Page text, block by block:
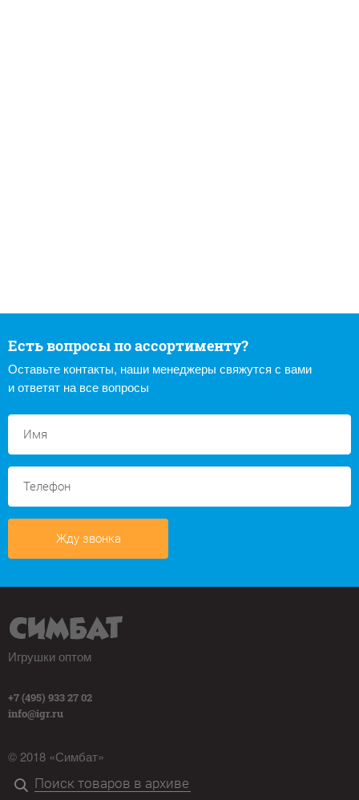
Есть вопросы по ассортименту?
Оставьте контакты, наши менеджеры свяжутся с вами
и ответят на все вопросы
Жду звонка
Игрушки оптом
+7 (495) 933 27 02
info@igr.ru
© 2018 «Симбат»